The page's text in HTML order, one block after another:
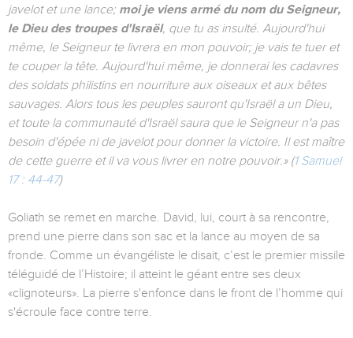
javelot et une lance; moi je viens armé du nom du Seigneur,
le Dieu des troupes d'Israël, que tu as insulté. Aujourd'hui
même, le Seigneur te livrera en mon pouvoir; je vais te tuer et
te couper la tête. Aujourd'hui même, je donnerai les cadavres
des soldats philistins en nourriture aux oiseaux et aux bêtes
sauvages. Alors tous les peuples sauront qu'Israël a un Dieu,
et toute la communauté d'Israël saura que le Seigneur n'a pas
besoin d'épée ni de javelot pour donner la victoire. Il est maître
de cette guerre et il va vous livrer en notre pouvoir.» (1 Samuel
17 : 44-47)
Goliath se remet en marche. David, lui, court à sa rencontre,
prend une pierre dans son sac et la lance au moyen de sa
fronde. Comme un évangéliste le disait, c’est le premier missile
téléguidé de l’Histoire; il atteint le géant entre ses deux
«clignoteurs». La pierre s'enfonce dans le front de l’homme qui
s'écroule face contre terre.